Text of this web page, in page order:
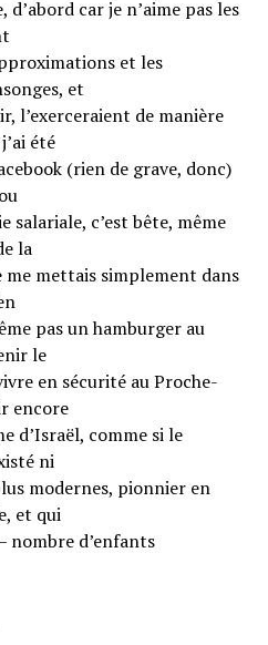
d’abord car je n’aime pas les
et les
et
l’exerceraient de manière
été
(rien de grave, donc)
salariale, c’est bête, même
la
mettais simplement dans
pas un hamburger au
le
en sécurité au Proche-
encore
d’Israël, comme si le
ni
modernes, pionnier en
et qui
nombre d’enfants